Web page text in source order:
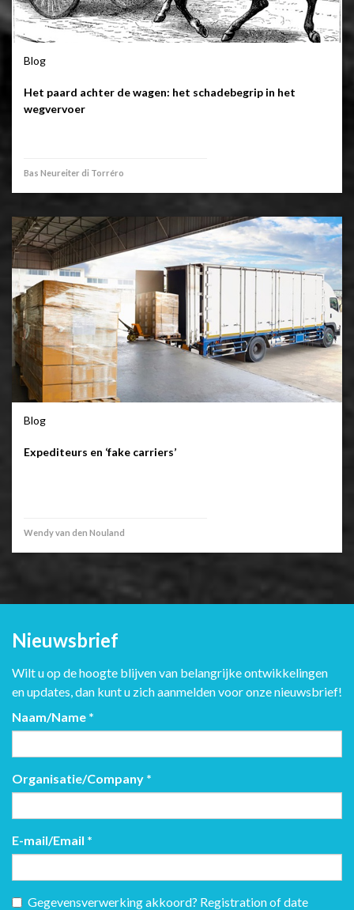
Blog
Het paard achter de wagen: het schadebegrip in het
wegvervoer
Bas Neureiter di Torréro
Blog
Expediteurs en ‘fake carriers’
Wendy van den Nouland
Nieuwsbrief
Wilt u op de hoogte blijven van belangrijke ontwikkelingen
en updates, dan kunt u zich aanmelden voor onze nieuwsbrief!
Naam/Name *
Organisatie/Company *
E-mail/Email *
Gegevensverwerking akkoord? Registration of date